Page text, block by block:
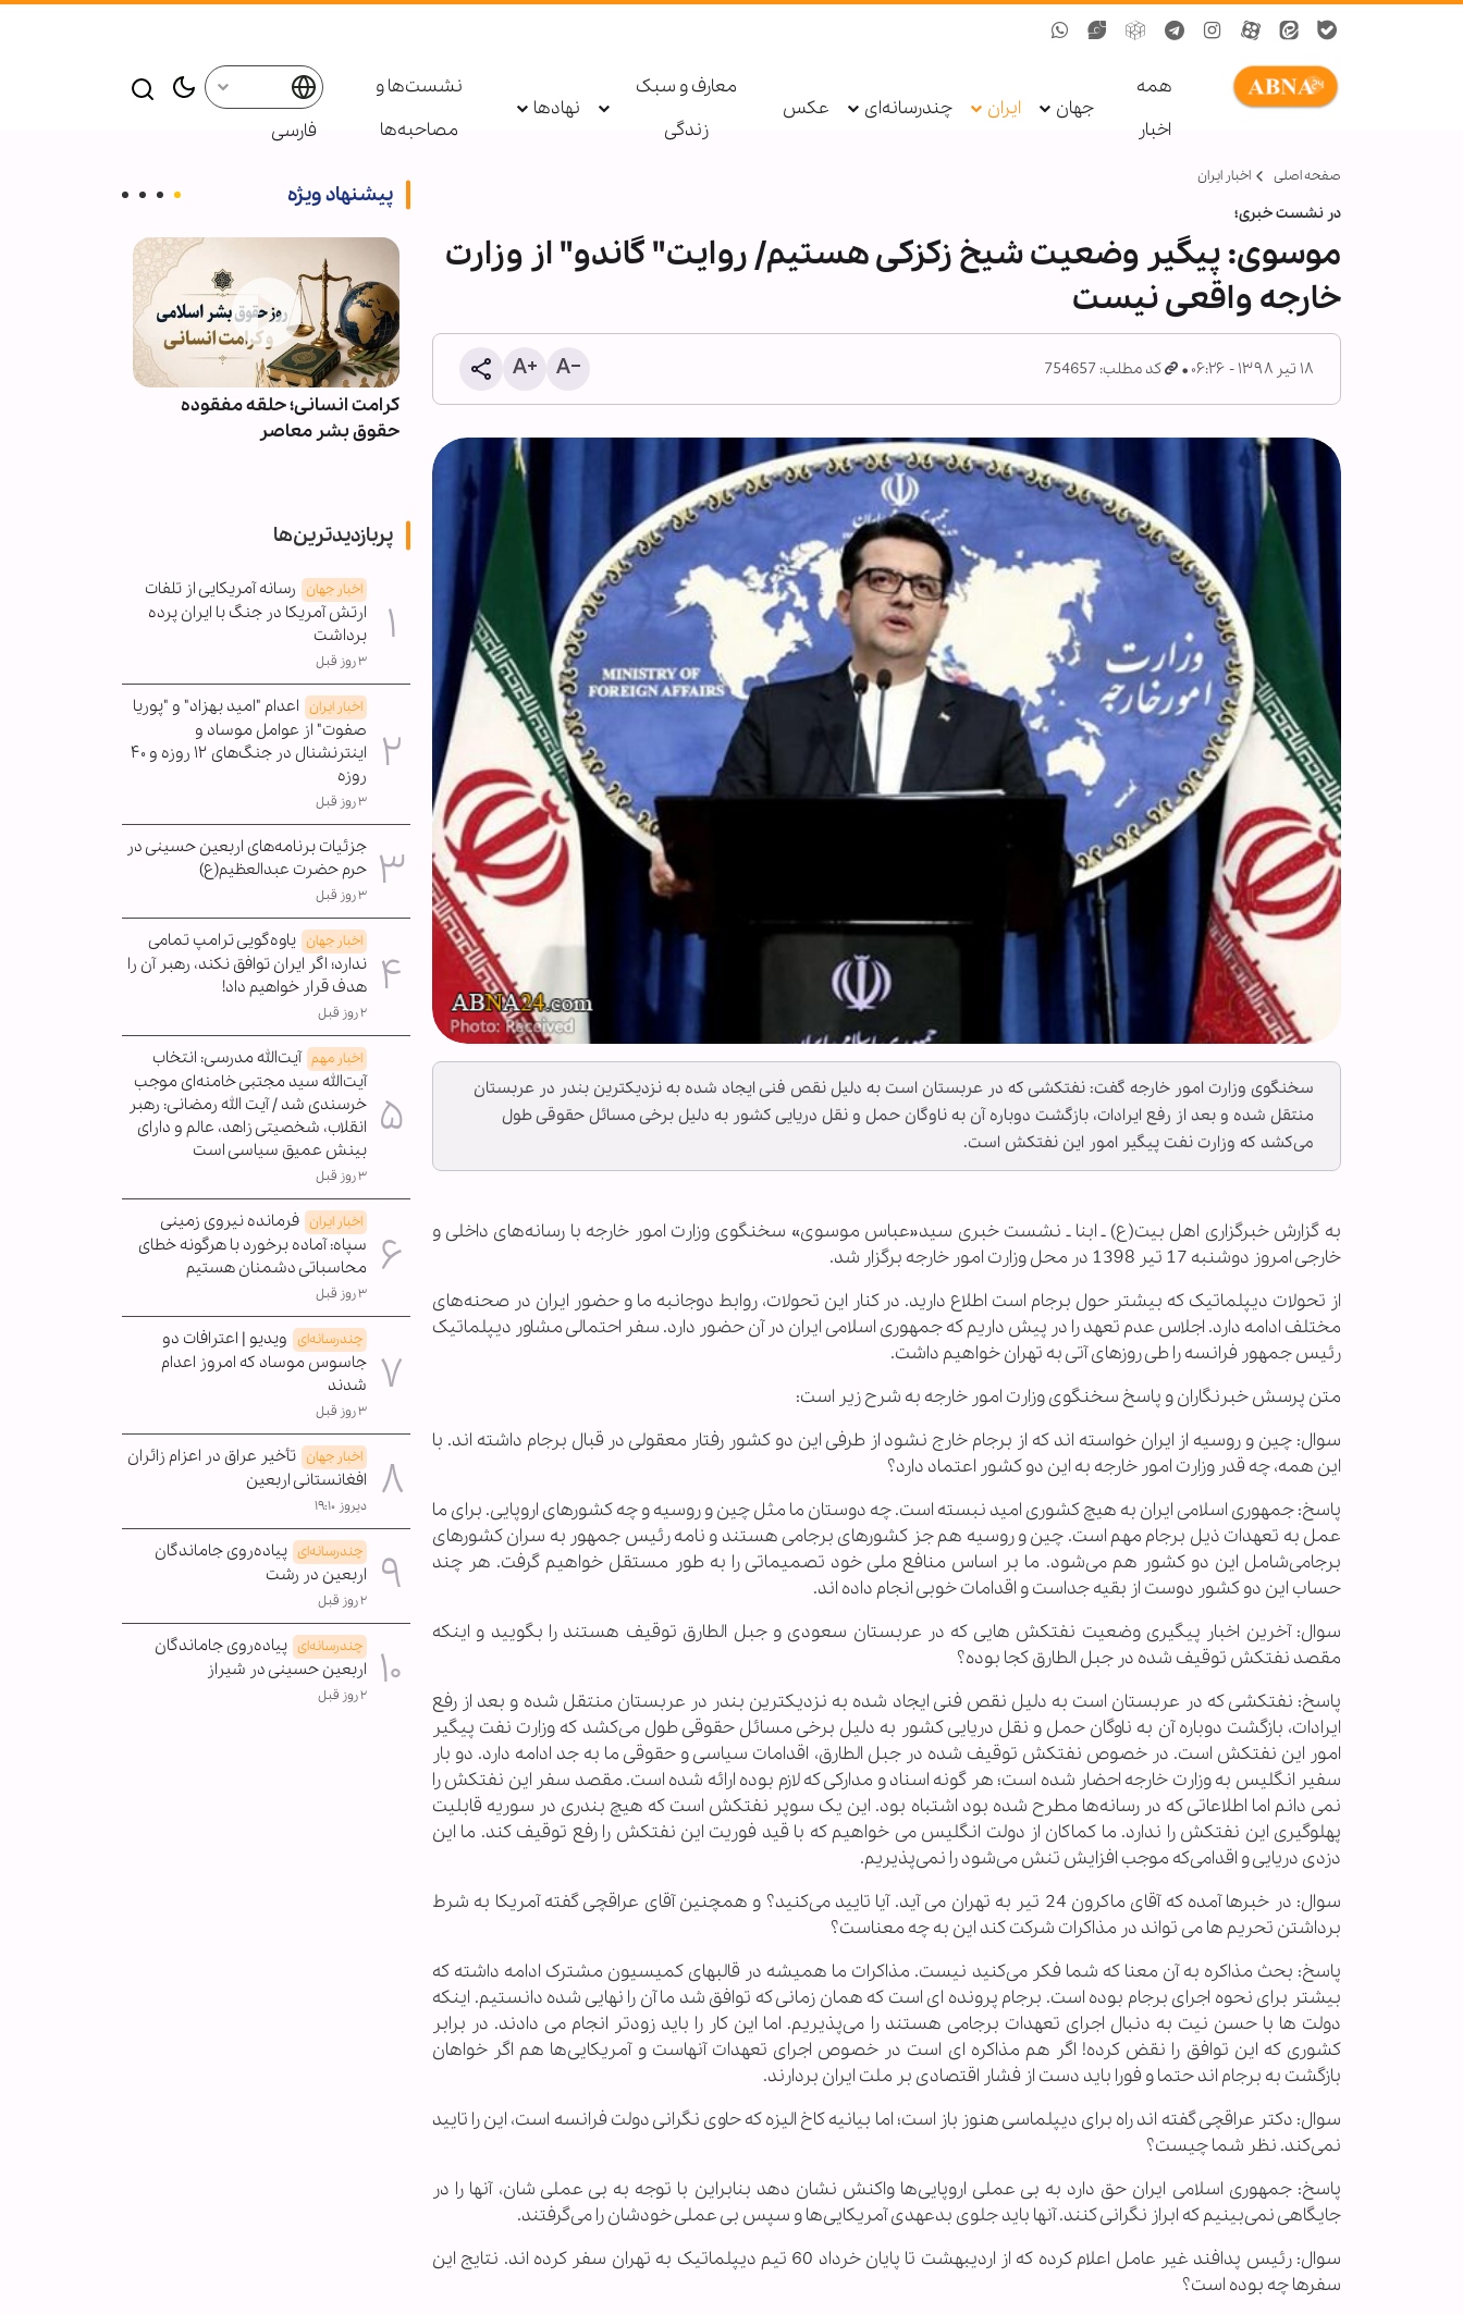
همه
اخبار
جهان ایران چندرسانه‌ای عکس
معارف و سبک
زندگی
نهادها
نشست‌ها و
مصاحبه‌ها
فارسی
صفحه اصلی اخبار ایران
در نشست خبری؛
موسوی: پیگیر وضعیت شیخ زکزکی هستیم/ روایت" گاندو" از وزارت
خارجه واقعی نیست
۱۸ تیر ۱۳۹۸ - ۰۶:۲۶ کد مطلب: 754657
سخنگوی وزارت امور خارجه گفت: نفتکشی که در عربستان است به دلیل نقص فنی ایجاد شده به نزدیکترین بندر در عربستان
منتقل شده و بعد از رفع ایرادات، بازگشت دوباره آن به ناوگان حمل و نقل دریایی کشور به دلیل برخی مسائل حقوقی طول
می‌کشد که وزارت نفت پیگیر امور این نفتکش است.
به گزارش خبرگزاری اهل بیت(ع) ـ ابنا ـ نشست خبری سید«عباس موسوی» سخنگوی وزارت امور خارجه با رسانه‌های داخلی و
خارجی امروز دوشنبه 17 تیر 1398 در محل وزارت امور خارجه برگزار شد.
از تحولات دیپلماتیک که بیشتر حول برجام است اطلاع دارید. در کنار این تحولات، روابط دوجانبه ما و حضور ایران در صحنه‌های
مختلف ادامه دارد. اجلاس عدم تعهد را در پیش داریم که جمهوری اسلامی ایران در آن حضور دارد. سفر احتمالی مشاور دیپلماتیک
رئیس جمهور فرانسه را طی روزهای آتی به تهران خواهیم داشت.
متن پرسش خبرنگاران و پاسخ سخنگوی وزارت امور خارجه به شرح زیر است:
سوال: چین و روسیه از ایران خواسته اند که از برجام خارج نشود از طرفی این دو کشور رفتار معقولی در قبال برجام داشته اند. با
این همه، چه قدر وزارت امور خارجه به این دو کشور اعتماد دارد؟
پاسخ: جمهوری اسلامی ایران به هیچ کشوری امید نبسته است. چه دوستان ما مثل چین و روسیه و چه کشورهای اروپایی. برای ما
عمل به تعهدات ذیل برجام مهم است. چین و روسیه هم جز کشورهای برجامی هستند و نامه رئیس جمهور به سران کشورهای
برجامی‌شامل این دو کشور هم می‌شود. ما بر اساس منافع ملی خود تصمیماتی را به طور مستقل خواهیم گرفت. هر چند
حساب این دو کشور دوست از بقیه جداست و اقدامات خوبی انجام داده اند.
سوال: آخرین اخبار پیگیری وضعیت نفتکش هایی که در عربستان سعودی و جبل الطارق توقیف هستند را بگویید و اینکه
مقصد نفتکش توقیف شده در جبل الطارق کجا بوده؟
پاسخ: نفتکشی که در عربستان است به دلیل نقص فنی ایجاد شده به نزدیکترین بندر در عربستان منتقل شده و بعد از رفع
ایرادات، بازگشت دوباره آن به ناوگان حمل و نقل دریایی کشور به دلیل برخی مسائل حقوقی طول می‌کشد که وزارت نفت پیگیر
امور این نفتکش است. در خصوص نفتکش توقیف شده در جبل الطارق، اقدامات سیاسی و حقوقی ما به جد ادامه دارد. دو بار
سفیر انگلیس به وزارت خارجه احضار شده است؛ هر گونه اسناد و مدارکی که لازم بوده ارائه شده است. مقصد سفر این نفتکش را
نمی دانم اما اطلاعاتی که در رسانه‌ها مطرح شده بود اشتباه بود. این یک سوپر نفتکش است که هیچ بندری در سوریه قابلیت
پهلوگیری این نفتکش را ندارد. ما کماکان از دولت انگلیس می خواهیم که با قید فوریت این نفتکش را رفع توقیف کند. ما این
دزدی دریایی و اقدامی‌که موجب افزایش تنش می‌شود را نمی‌پذیریم.
سوال: در خبرها آمده که آقای ماکرون 24 تیر به تهران می آید. آیا تایید می‌کنید؟ و همچنین آقای عراقچی گفته آمریکا به شرط
برداشتن تحریم ها می تواند در مذاکرات شرکت کند این به چه معناست؟
پاسخ: بحث مذاکره به آن معنا که شما فکر می‌کنید نیست. مذاکرات ما همیشه در قالبهای کمیسیون مشترک ادامه داشته که
بیشتر برای نحوه اجرای برجام بوده است. برجام پرونده ای است که همان زمانی که توافق شد ما آن را نهایی شده دانستیم. اینکه
دولت ها با حسن نیت به دنبال اجرای تعهدات برجامی هستند را می‌پذیریم. اما این کار را باید زودتر انجام می دادند. در برابر
کشوری که این توافق را نقض کرده! اگر هم مذاکره ای است در خصوص اجرای تعهدات آنهاست و آمریکایی‌ها هم اگر خواهان
بازگشت به برجام اند حتما و فورا باید دست از فشار اقتصادی بر ملت ایران بردارند.
سوال: دکتر عراقچی گفته اند راه برای دیپلماسی هنوز باز است؛ اما بیانیه کاخ الیزه که حاوی نگرانی دولت فرانسه است، این را تایید
نمی‌کند. نظر شما چیست؟
پاسخ: جمهوری اسلامی ایران حق دارد به بی عملی اروپایی‌ها واکنش نشان دهد بنابراین با توجه به بی عملی شان، آنها را در
جایگاهی نمی‌بینیم که ابراز نگرانی کنند. آنها باید جلوی بدعهدی آمریکایی‌ها و سپس بی عملی خودشان را می‌گرفتند.
سوال: رئیس پدافند غیر عامل اعلام کرده که از اردیبهشت تا پایان خرداد 60 تیم دیپلماتیک به تهران سفر کرده اند. نتایج این
سفرها چه بوده است؟
پیشنهاد ویژه
اطعام روزانه ۱۰ هزار زائر در موکب
حرم بانوی کرامت در ایام اربعین
کرامت انسانی؛ حلقه مفقوده
حقوق بشر معاصر
پربازدیدترین‌ها
اخبار جهان رسانه آمریکایی از تلفات
ارتش آمریکا در جنگ با ایران پرده
برداشت
۳ روز قبل
اخبار ایران اعدام "امید بهزاد" و "پوریا
صفوت" از عوامل موساد و
اینترنشنال در جنگ‌های ۱۲ روزه و ۴۰
روزه
۳ روز قبل
جزئیات برنامه‌های اربعین حسینی در
حرم حضرت عبدالعظیم(ع)
۳ روز قبل
اخبار جهان یاوه‌گویی ترامپ تمامی
ندارد؛ اگر ایران توافق نکند، رهبر آن را
هدف قرار خواهیم داد!
۲ روز قبل
اخبار مهم آیت‌الله مدرسی: انتخاب
آیت‌الله سید مجتبی خامنه‌ای موجب
خرسندی شد / آیت الله رمضانی: رهبر
انقلاب، شخصیتی زاهد، عالم و دارای
بینش عمیق سیاسی است
۳ روز قبل
اخبار ایران فرمانده نیروی زمینی
سپاه: آماده برخورد با هرگونه خطای
محاسباتی دشمنان هستیم
۳ روز قبل
چندرسانه‌ای ویدیو | اعترافات دو
جاسوس موساد که امروز اعدام
شدند
۳ روز قبل
اخبار جهان تأخیر عراق در اعزام زائران
افغانستانی اربعین
دیروز ۱۹:۱۰
چندرسانه‌ای پیاده‌روی جاماندگان
اربعین در رشت
۲ روز قبل
چندرسانه‌ای پیاده‌روی جاماندگان
اربعین حسینی در شیراز
۲ روز قبل